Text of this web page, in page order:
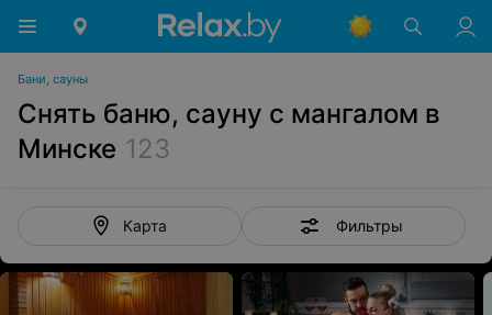
Бани, сауны
Снять баню, сауну с мангалом в
Минске 123
Карта Фильтры